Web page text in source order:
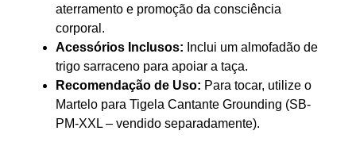
aterramento e promoção da consciência
corporal.
Acessórios Inclusos: Inclui um almofadão de
trigo sarraceno para apoiar a taça.
Recomendação de Uso: Para tocar, utilize o
Martelo para Tigela Cantante Grounding (SB-
PM-XXL – vendido separadamente).